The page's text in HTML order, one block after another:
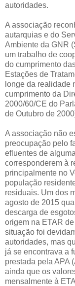
autoridades.
A associação
autarquias e do
Ambiente da GNR
um trabalho de
do cumprimento
Estações de
longe da realidade
cumprimento da
2000/60/CE do
de Outubro de
A associação não
preocupação pelo
efluentes de
corresponderem à
principalmente no
população
residuais. Um dos
agosto de 2015
descarga de
origem na ETAR
situação foi
autoridades, mas
já se encontrava a
prestada pela APA
ainda que os
mensalmente à